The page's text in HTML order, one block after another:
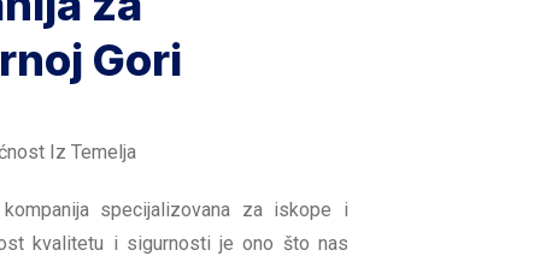
Gori
Iz Temelja
specijalizovana za iskope i
kvalitetu i sigurnosti je ono što nas